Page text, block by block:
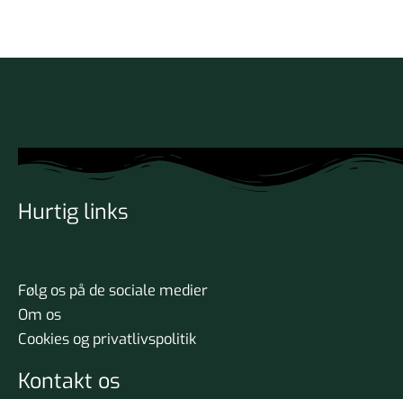
Hurtig links
Følg os på de sociale medier
Om os
Cookies og privatlivspolitik
Kontakt os